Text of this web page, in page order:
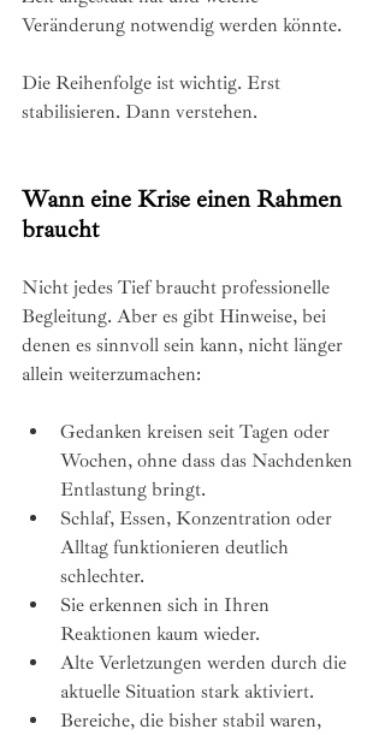
Veränderung notwendig werden könnte.
Die Reihenfolge ist wichtig. Erst
stabilisieren. Dann verstehen.
Wann eine Krise einen Rahmen
braucht
Nicht jedes Tief braucht professionelle
Begleitung. Aber es gibt Hinweise, bei
denen es sinnvoll sein kann, nicht länger
allein weiterzumachen:
Gedanken kreisen seit Tagen oder
Wochen, ohne dass das Nachdenken
Entlastung bringt.
Schlaf, Essen, Konzentration oder
Alltag funktionieren deutlich
schlechter.
Sie erkennen sich in Ihren
Reaktionen kaum wieder.
Alte Verletzungen werden durch die
aktuelle Situation stark aktiviert.
Bereiche, die bisher stabil waren,